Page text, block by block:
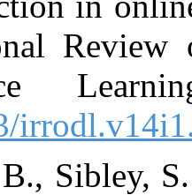
The
and
[
27. Marks,